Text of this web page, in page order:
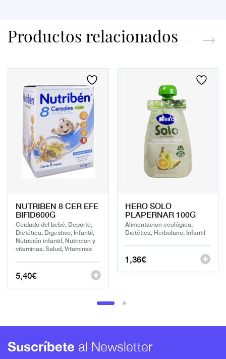
Productos relacionados
NUTRIBEN 8 CER EFE
BIFID600G
Cuidado del bebé, Deporte,
Dietética, Digestivo, Infantil,
Nutrición infantil, Nutricion y
vitaminas, Salud, Vitaminas
5,40€
HERO SOLO
PLAPERNAR 100G
Alimentacion ecológica,
Dietética, Herbolario, Infantil
1,36€
Suscríbete al Newsletter